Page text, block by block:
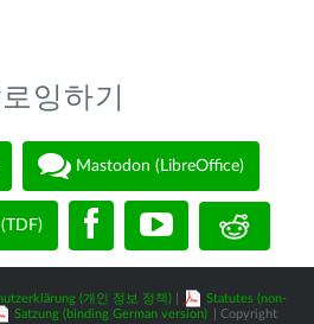
잉하기
Mastodon (LibreOffice)
(개인 정보 정책)
Statutes (non-
Satzung (binding German version)
| Copyright